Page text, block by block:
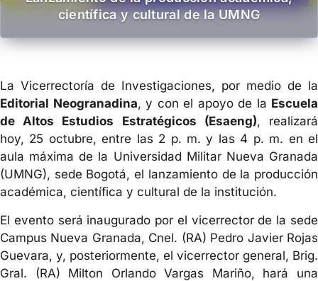
científica y cultural de la UMNG
La Vicerrectoría de Investigaciones, por medio de la
Editorial Neogranadina, y con el apoyo de la Escuela
de Altos Estudios Estratégicos (Esaeng), realizará
hoy, 25 octubre, entre las 2 p. m. y las 4 p. m. en el
aula máxima de la Universidad Militar Nueva Granada
(UMNG), sede Bogotá, el lanzamiento de la producción
académica, científica y cultural de la institución.
El evento será inaugurado por el vicerrector de la sede
Campus Nueva Granada, Cnel. (RA) Pedro Javier Rojas
Guevara, y, posteriormente, el vicerrector general, Brig.
Gral. (RA) Milton Orlando Vargas Mariño, hará una